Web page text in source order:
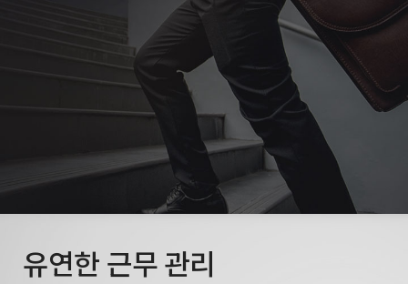
유연한 근무 관리